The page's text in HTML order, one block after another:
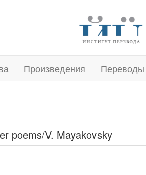
Произведения Переводы
poems/V. Mayakovsky